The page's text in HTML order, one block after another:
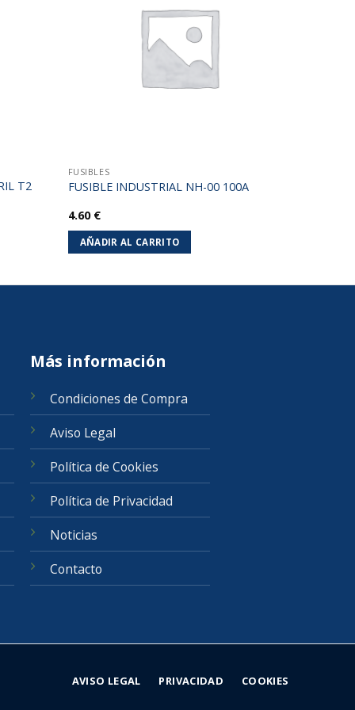
T2
FUSIBLES
FUSIBLE INDUSTRIAL NH-00 100A
4.60 €
AÑADIR AL CARRITO
Más información
Condiciones de Compra
Aviso Legal
Política de Cookies
Política de Privacidad
Noticias
Contacto
AVISO LEGAL PRIVACIDAD COOKIES